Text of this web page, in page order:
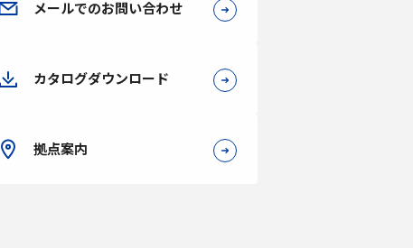
メールでのお問い合わせ
カタログダウンロード
拠点案内